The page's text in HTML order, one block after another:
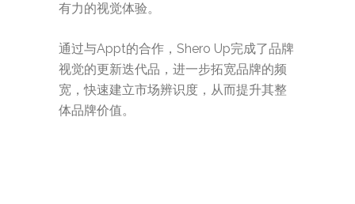
有力的视觉体验。
通过与Appt的合作，Shero Up完成了品牌
视觉的更新迭代品，进一步拓宽品牌的频
宽，快速建立市场辨识度，从而提升其整
体品牌价值。